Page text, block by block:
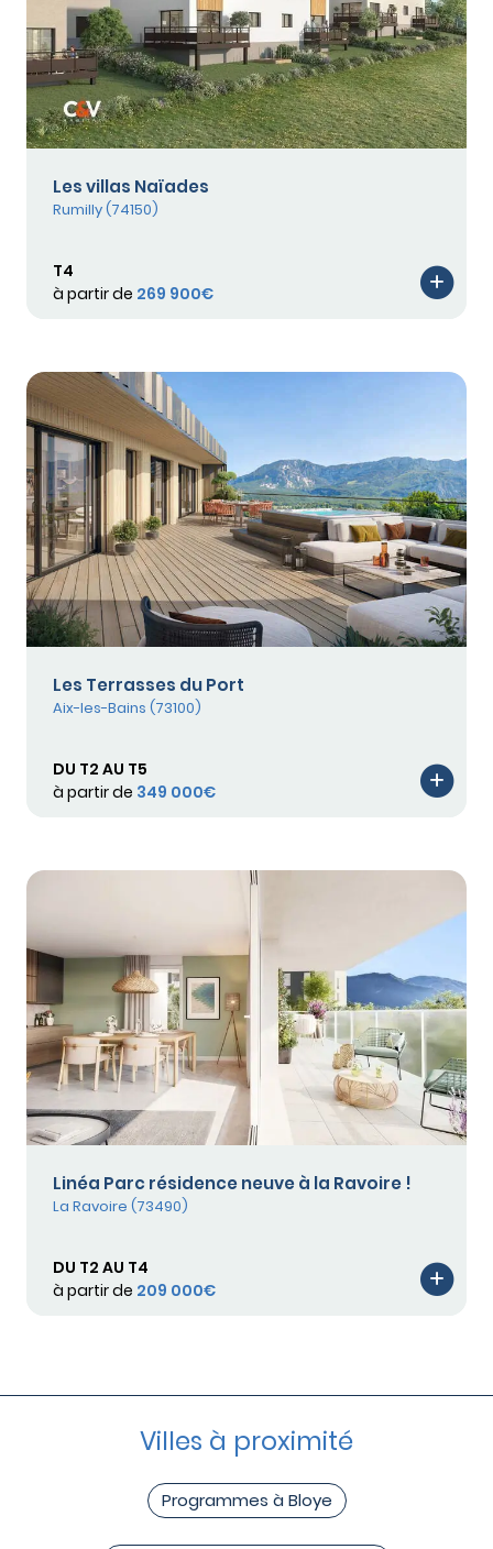
Les villas Naïades
Rumilly (74150)
T4
à partir de 269 900€
Les Terrasses du Port
Aix-les-Bains (73100)
DU T2 AU T5
à partir de 349 000€
Linéa Parc résidence neuve à la Ravoire !
La Ravoire (73490)
DU T2 AU T4
à partir de 209 000€
Villes à proximité
Programmes à Bloye